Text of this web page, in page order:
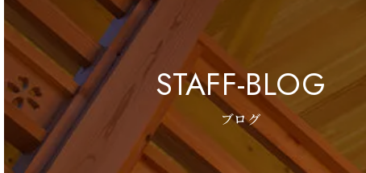
STAFF-BLOG
ブログ